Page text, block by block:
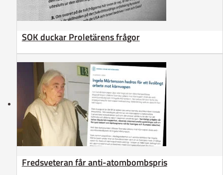
SOK duckar Proletärens frågor
Fredsveteran får anti-atombombspris